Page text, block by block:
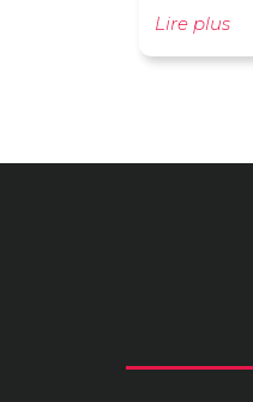
chant,
Lire plus